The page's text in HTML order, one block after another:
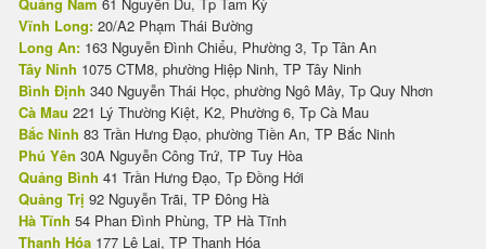
Quảng Nam 61 Nguyễn Du, Tp Tam Kỳ
Vĩnh Long: 20/A2 Phạm Thái Bường
Long An: 163 Nguyễn Đình Chiểu, Phường 3, Tp Tân An
Tây Ninh 1075 CTM8, phường Hiệp Ninh, TP Tây Ninh
Bình Định 340 Nguyễn Thái Học, phường Ngô Mây, Tp Quy Nhơn
Cà Mau 221 Lý Thường Kiệt, K2, Phường 6, Tp Cà Mau
Bắc Ninh 83 Trần Hưng Đạo, phường Tiền An, TP Bắc Ninh
Phú Yên 30A Nguyễn Công Trứ, TP Tuy Hòa
Quảng Bình 41 Trần Hưng Đạo, Tp Đồng Hới
Quảng Trị 92 Nguyễn Trãi, TP Đông Hà
Hà Tĩnh 54 Phan Đình Phùng, TP Hà Tĩnh
Thanh Hóa 177 Lê Lai, TP Thanh Hóa